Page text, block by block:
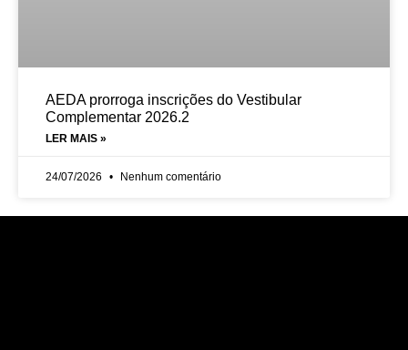
AEDA prorroga inscrições do Vestibular
Complementar 2026.2
LER MAIS »
24/07/2026 Nenhum comentário